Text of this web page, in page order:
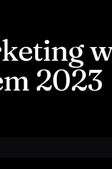
2023